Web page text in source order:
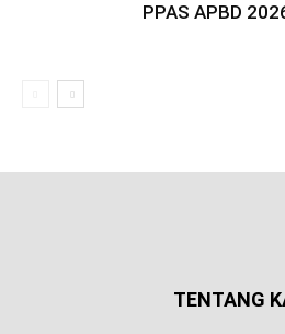
PPAS APBD
TENTANG